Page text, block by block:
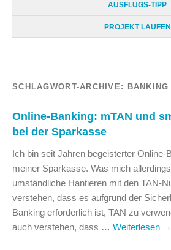
AUSFLUGS-TIPP
PROJEKT LAUFEN
SCHLAGWORT-ARCHIVE: BANKING
Online-Banking: mTAN und
bei der Sparkasse
Ich bin seit Jahren begeisterter Online-
meiner Sparkasse. Was mich
umständliche Hantieren mit den TAN-
verstehen, dass es aufgrund der
Banking erforderlich ist, TAN zu
auch verstehen, dass … Weiterlesen →